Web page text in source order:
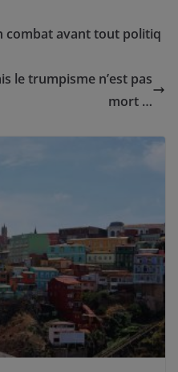
combat avant tout politiq
le trumpisme n’est pas
mort …